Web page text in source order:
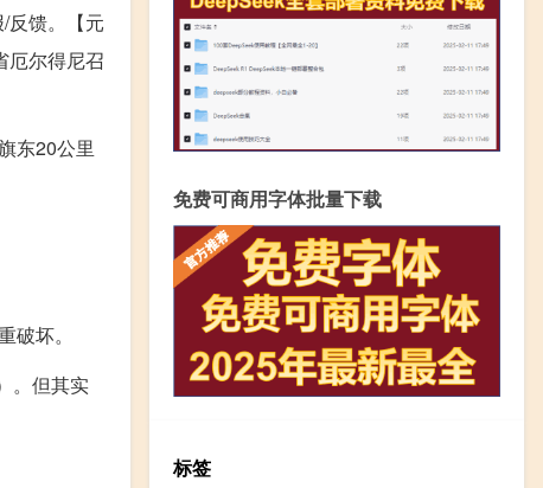
反馈。【元
厄尔得尼召
东20公里
坏。
。但其实
免费可商用字体批量下载
标签